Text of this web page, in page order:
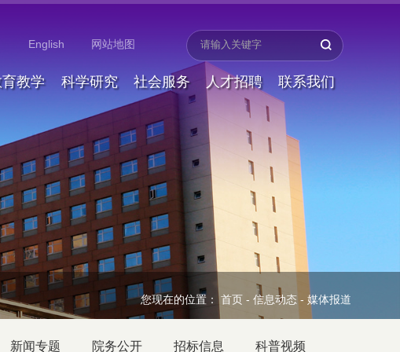
English 网站地图
教学 科学研究 社会服务 人才招聘 联系我们
您现在的位置：首页 - 信息动态 - 媒体报道
新闻专题 院务公开 招标信息 科普视频